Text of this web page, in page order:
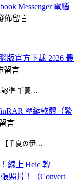
Messenger 電腦
佈留言
版官方下載 2026 最
留言
準 千夏…
壓縮軟體（繁
言
【千夏の伊…
線上 Heic 轉
照片！（Convert